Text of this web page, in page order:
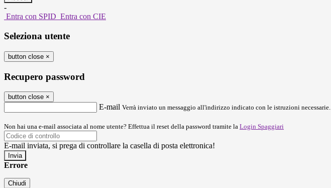
-
Entra con SPID Entra con CIE
Seleziona utente
button close ×
Recupero password
button close ×
E-mail Verrà inviato un messaggio all'indirizzo indicato con le istruzioni necessarie.
Non hai una e-mail associata al nome utente? Effettua il reset della password tramite la Login Spaggiari
E-mail inviata, si prega di controllare la casella di posta elettronica!
Errore
Chiudi